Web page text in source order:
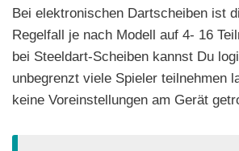
Bei elektronischen Dartscheiben ist
Regelfall je nach Modell auf 4- 16
bei Steeldart-Scheiben kannst Du
unbegrenzt viele Spieler teilnehmen
keine Voreinstellungen am Gerät